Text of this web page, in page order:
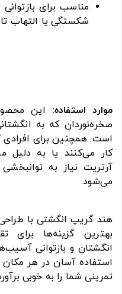
مناسب برای
شکستگی یا التهاب
موارد استفاده: این
صخره‌نوردان که به
است. همچنین برای افرادی
کار می‌کنند یا به دلیل
آرتریت نیاز به
می‌شود.
هند گریپ انگشتی با طراحی
بهترین گزینه‌ها برای
انگشتان و بازتوانی
استفاده آسان در هر مکان
تمرینی شما را به خوبی